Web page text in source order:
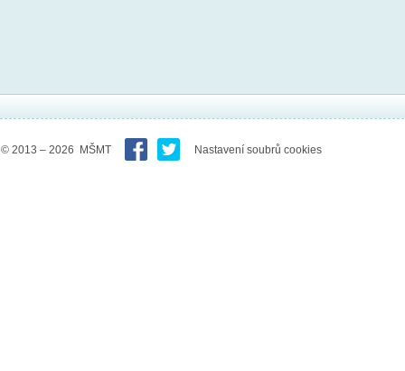
© 2013 – 2026 MŠMT Nastavení soubrů cookies